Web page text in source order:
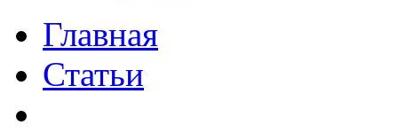
Главная
Статьи